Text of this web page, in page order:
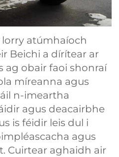
lorry atúmhaíoch
Beichi a dírítear ar
ag obair faoi shonraí
míreanna agus
n-imeartha
agus deacairbhe
is féidir leis dul i
agus
Cuirtear aghaidh air